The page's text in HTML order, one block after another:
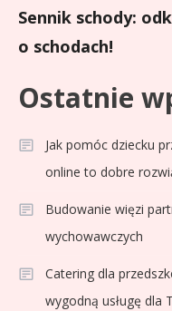
Sennik schody:
o schodach!
Ostatnie
Jak pomóc dziecku
online to dobre
Budowanie więzi
wychowawczych
Catering dla
wygodną usługę dla